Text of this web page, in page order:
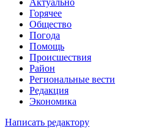
Горячее
Общество
Погода
Помощь
Происшествия
Район
Региональные вести
Редакция
Экономика
Написать редактору